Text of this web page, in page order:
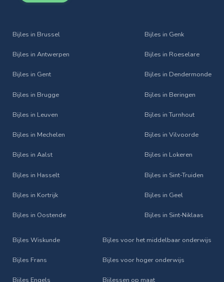
Bijles in Brussel
Bijles in Antwerpen
Bijles in Gent
Bijles in Brugge
Bijles in Leuven
Bijles in Mechelen
Bijles in Aalst
Bijles in Hasselt
Bijles in Kortrijk
Bijles in Oostende
Bijles in Genk
Bijles in Roeselare
Bijles in Dendermonde
Bijles in Beringen
Bijles in Turnhout
Bijles in Vilvoorde
Bijles in Lokeren
Bijles in Sint‑Truiden
Bijles in Geel
Bijles in Sint‑Niklaas
Bijles Wiskunde
Bijles Frans
Bijles voor het middelbaar onderwijs
Bijles voor hoger onderwijs